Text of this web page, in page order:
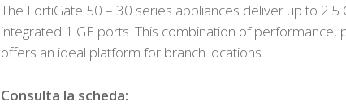
The FortiGate 50 – 30 series appliances deliver up to
integrated 1 GE ports. This combination of
offers an ideal platform for branch locations.
Consulta la scheda: